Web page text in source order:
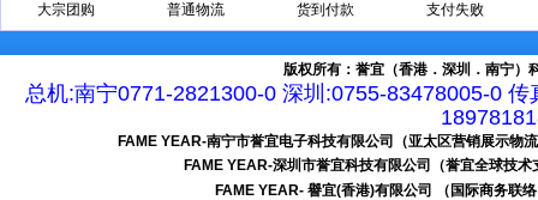
大宗团购
普通物流
货到付款
支付失败
版权所有：誉宜（香港．深圳．南宁
总机:南宁0771-2821300-0 深圳:0755-83478005-0
FAME YEAR-南宁市誉宜电子科技有限公司（亚太区营销展示物
FAME YEAR-深圳市誉宜科技有限公司（誉宜全球技术
FAME YEAR- 譽宜(香港)有限公司 （国际商务联